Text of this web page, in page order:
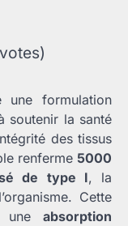
une formulation
soutenir la santé
des tissus
renferme 5000
de type I, la
Cette
une absorption